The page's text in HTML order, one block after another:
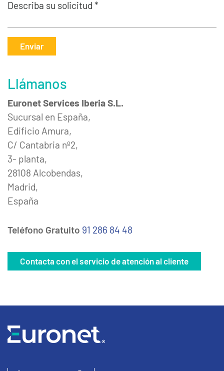
Describa su solicitud *
Enviar
Llámanos
Euronet Services Iberia S.L.
Sucursal en España,
Edificio Amura,
C/ Cantabria nº2,
3- planta,
28108 Alcobendas,
Madrid,
España
Teléfono Gratuito 91 286 84 48
Contacta con el servicio de atención al cliente